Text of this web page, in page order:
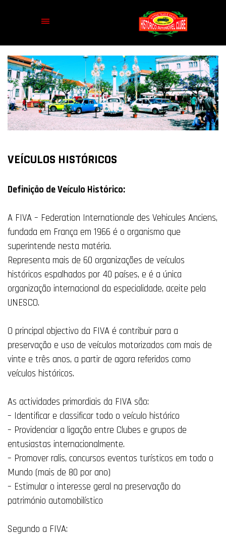
VEÍCULOS HISTÓRICOS
Definição de Veículo Histórico:
A FIVA – Federation Internationale des Vehicules Anciens,
fundada em França em 1966 é o organismo que
superintende nesta matéria.
Representa mais de 60 organizações de veículos
históricos espalhados por 40 países, e é a única
organização internacional da especialidade, aceite pela
UNESCO.
O principal objectivo da FIVA é contribuir para a
preservação e uso de veículos motorizados com mais de
vinte e três anos, a partir de agora referidos como
veículos históricos.
As actividades primordiais da FIVA são:
– Identificar e classificar todo o veículo histórico
– Providenciar a ligação entre Clubes e grupos de
entusiastas internacionalmente.
– Promover ralis, concursos eventos turísticos em todo o
Mundo (mais de 80 por ano)
– Estimular o interesse geral na preservação do
património automobilístico
Segundo a FIVA: